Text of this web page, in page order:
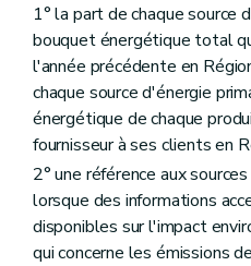
1° la part de chaque source
bouquet énergétique total
l'année précédente en
chaque source d'énergie
énergétique de chaque
fournisseur à ses clients en
2° une référence aux
lorsque des informations
disponibles sur l'impact
qui concerne les émissions